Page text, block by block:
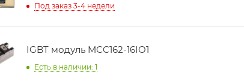
Под заказ 3-4 недели
IGBT модуль MCC162-16IO1
Есть в наличии: 1